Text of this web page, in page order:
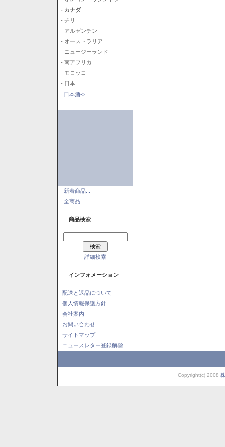
- カナダ
- チリ
- アルゼンチン
- オーストラリア
- ニュージーランド
- 南アフリカ
- モロッコ
- 日本
日本酒->
新着商品...
全商品...
商品検索
詳細検索
インフォメーション
配送と返品について
個人情報保護方針
会社案内
お問い合わせ
サイトマップ
ニュースレター登録解除
Copyright(c) 2008